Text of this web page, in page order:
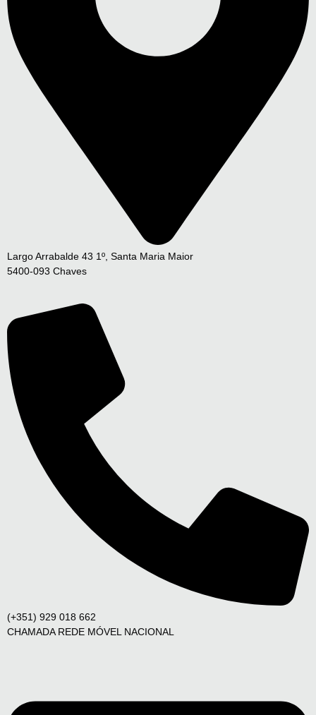
Largo Arrabalde 43 1º, Santa Maria Maior
5400-093 Chaves
(+351) 929 018 662
CHAMADA REDE MÓVEL NACIONAL